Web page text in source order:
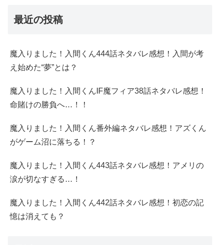
最近の投稿
魔入りました！入間くん444話ネタバレ感想！入間が考
え始めた“夢”とは？
魔入りました！入間くんIF魔フィア38話ネタバレ感想！
命賭けの勝負へ…！！
魔入りました！入間くん番外編ネタバレ感想！アズくん
がゲーム沼に落ちる！？
魔入りました！入間くん443話ネタバレ感想！アメリの
涙が切なすぎる…！
魔入りました！入間くん442話ネタバレ感想！初恋の記
憶は消えても？